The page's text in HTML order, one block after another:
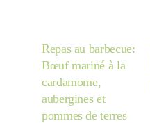
Repas au barbecue:
Bœuf mariné à la
cardamome,
aubergines et
pommes de terres